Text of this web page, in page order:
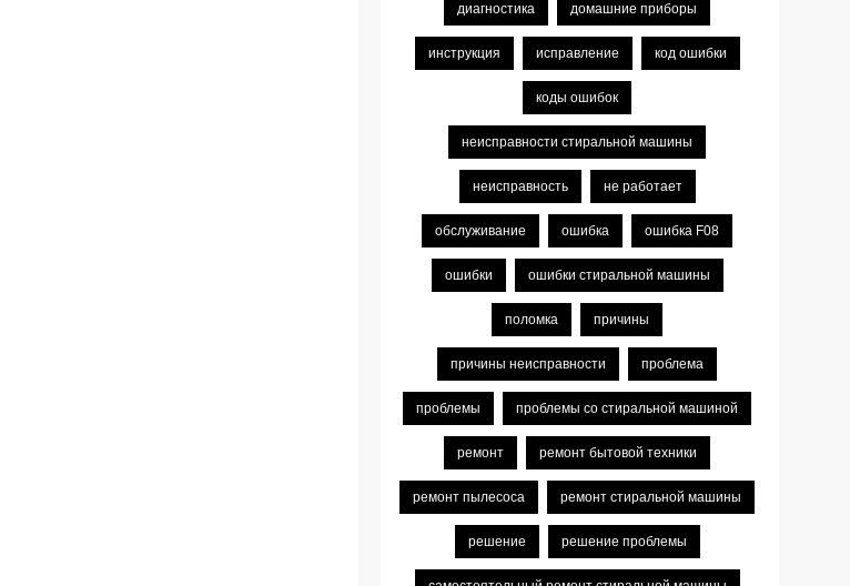
диагностика домашние приборы
инструкция исправление код ошибки
коды ошибок
неисправности стиральной машины
неисправность не работает
обслуживание ошибка ошибка F08
ошибки ошибки стиральной машины
поломка причины
причины неисправности проблема
проблемы проблемы со стиральной машиной
ремонт ремонт бытовой техники
ремонт пылесоса ремонт стиральной машины
решение решение проблемы